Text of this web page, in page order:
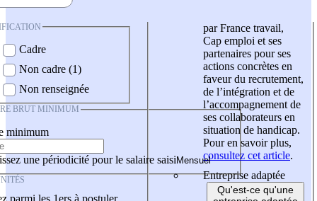
Cadre
Non cadre (1)
Non renseignée
BRUT MINIMUM
minimum
une périodicité pour le salaire saisi
parmi les 1ers à postuler
par France travail,
Cap emploi et ses
partenaires pour ses
actions concrètes en
faveur du recrutement,
de l’intégration et de
l’accompagnement de
ses collaborateurs en
situation de handicap.
Pour en savoir plus,
consultez cet article.
Entreprise adaptée
Qu'est-ce qu'une